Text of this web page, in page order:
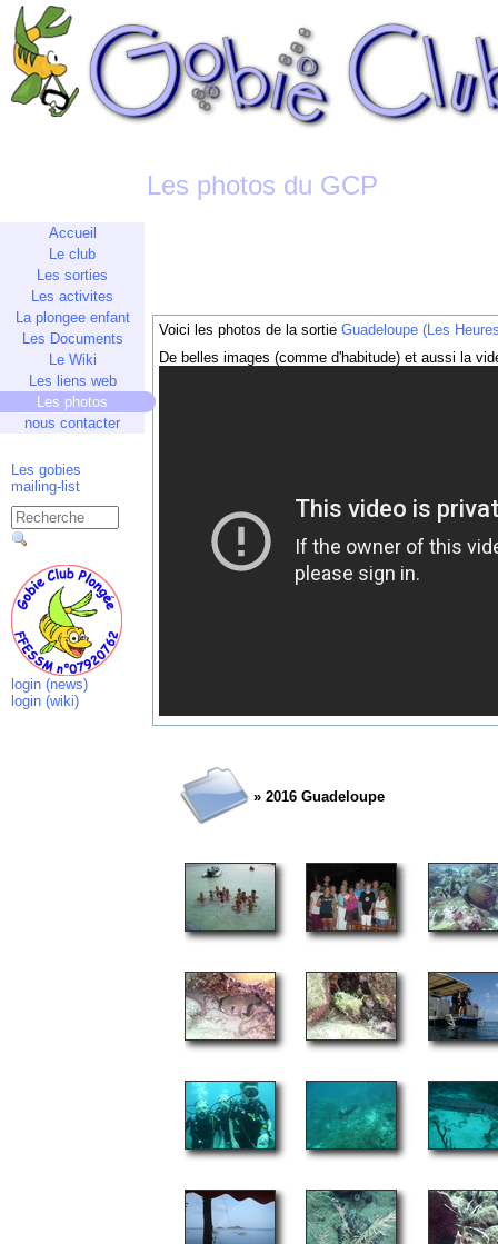
Les photos du GCP
Accueil
Le club
Les sorties
Les activites
La plongee enfant
Les Documents
Le Wiki
Les liens web
Les photos
nous contacter
Les gobies
mailing-list
login (news)
login (wiki)
Voici les photos de la sortie Guadeloupe (Les
De belles images (comme d'habitude) et aussi la
» 2016 Guadeloupe